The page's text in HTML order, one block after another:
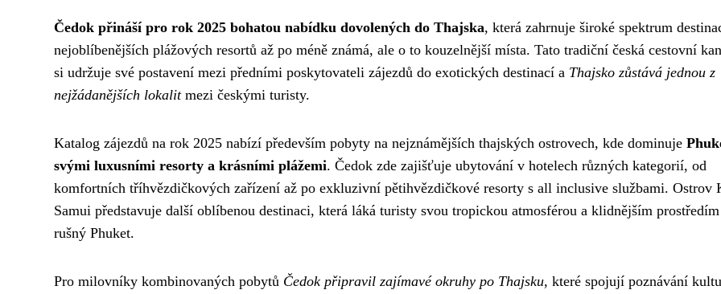
Čedok přináší pro rok 2025 bohatou nabídku dovolených do Thajska, která zahrnuje široké spektrum
nejoblíbenějších plážových resortů až po méně známá, ale o to kouzelnější místa. Tato tradiční česká cestovní
si udržuje své postavení mezi předními poskytovateli zájezdů do exotických destinací a Thajsko zůstává jednou z
nejžádanějších lokalitmezi českými turisty.
Katalog zájezdů na rok 2025 nabízí především pobyty na nejznámějších thajských ostrovech, kde dominuje
svými luxusními resorty a krásními plážemi. Čedok zde zajišťuje ubytování v hotelech různých kategorií, od
komfortních tříhvězdičkových zařízení až po exkluzivní pětihvězdičkové resorty s all inclusive službami. Ostrov
Samui představuje další oblíbenou destinaci, která láká turisty svou tropickou atmosférou a klidnějším
rušný Phuket.
Pro milovníky kombinovaných pobytů Čedok připravil zajímavé okruhy po Thajsku, které spojují poznávání